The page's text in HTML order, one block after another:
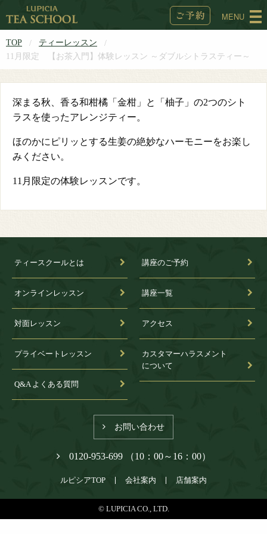
MENU
TOP
ティーレッスン
11月限定 【お茶入門】体験レッスン ～ダブルシトラスティー～
深まる秋、香る和柑橘「金柑」と「柚子」の2つのシト
ラスを使ったアレンジティー。
ほのかにピリッとする生姜の絶妙なハーモニーをお楽し
みください。
11月限定の体験レッスンです。
ティースクールとは
オンラインレッスン
対面レッスン
プライベートレッスン
Q&A よくある質問
講座のご予約
講座一覧
アクセス
カスタマーハラスメント
について
お問い合わせ
0120-953-699 （10：00～16：00）
ルピシアTOP 会社案内 店舗案内
© LUPICIA CO., LTD.